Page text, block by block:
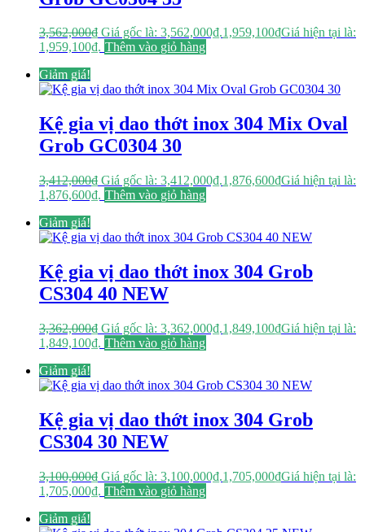
3,562,000₫ Giá gốc là: 3,562,000₫.1,959,100₫Giá hiện tại là:
1,959,100₫. Thêm vào giỏ hàng
Giảm giá!
Kệ gia vị dao thớt inox 304 Mix Oval
Grob GC0304 30
3,412,000₫ Giá gốc là: 3,412,000₫.1,876,600₫Giá hiện tại là:
1,876,600₫. Thêm vào giỏ hàng
Giảm giá!
Kệ gia vị dao thớt inox 304 Grob
CS304 40 NEW
3,362,000₫ Giá gốc là: 3,362,000₫.1,849,100₫Giá hiện tại là:
1,849,100₫. Thêm vào giỏ hàng
Giảm giá!
Kệ gia vị dao thớt inox 304 Grob
CS304 30 NEW
3,100,000₫ Giá gốc là: 3,100,000₫.1,705,000₫Giá hiện tại là:
1,705,000₫. Thêm vào giỏ hàng
Giảm giá!